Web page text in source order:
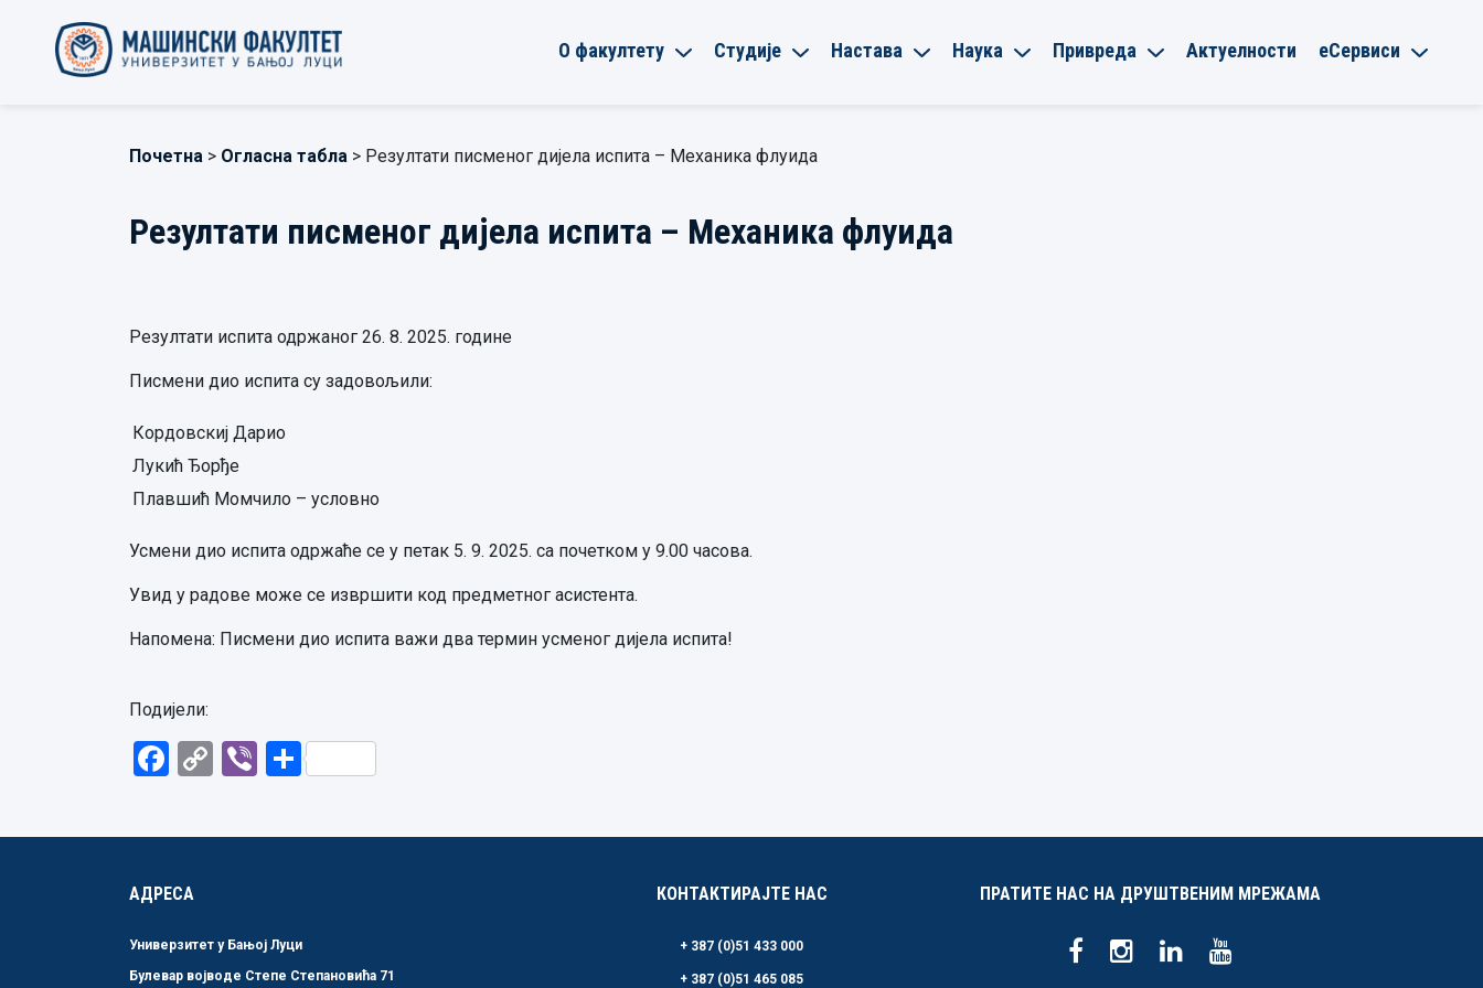
О факултету Студије Настава Наука Привреда Актуелности еСервиси
Почетна > Огласна табла > Резултати писменог дијела испита – Механика флуида
Резултати писменог дијела испита – Механика флуида
Резултати испита одржаног 26. 8. 2025. године
Писмени дио испита су задовољили:
Кордовскиј Дарио
Лукић Ђорђе
Плавшић Момчило – условно
Усмени дио испита одржаће се у петак 5. 9. 2025. са почетком у 9.00 часова.
Увид у радове може се извршити код предметног асистента.
Напомена: Писмени дио испита важи два термин усменог дијела испита!
Подијели:
Facebook
CopyViberShare
АДРЕСА
Универзитет у Бањој Луци
Булевар војводе Степе Степановића 71
КОНТАКТИРАЈТЕ НАС
+ 387 (0)51 433 000
+ 387 (0)51 465 085
ПРАТИТЕ НАС НА ДРУШТВЕНИМ МРЕЖАМА